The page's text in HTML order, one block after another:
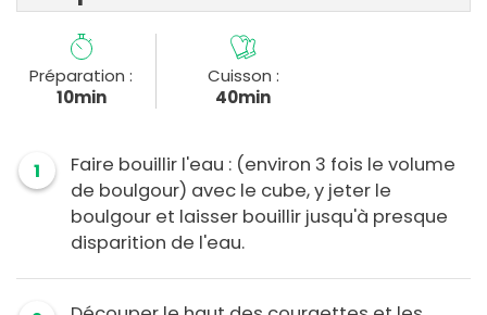
Préparation :
10min
Cuisson :
40min
1
Faire bouillir l'eau : (environ 3 fois le volume
de boulgour) avec le cube, y jeter le
boulgour et laisser bouillir jusqu'à presque
disparition de l'eau.